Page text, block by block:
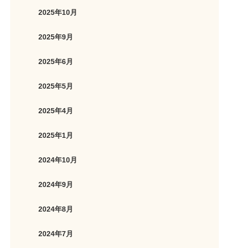
2025年10月
2025年9月
2025年6月
2025年5月
2025年4月
2025年1月
2024年10月
2024年9月
2024年8月
2024年7月